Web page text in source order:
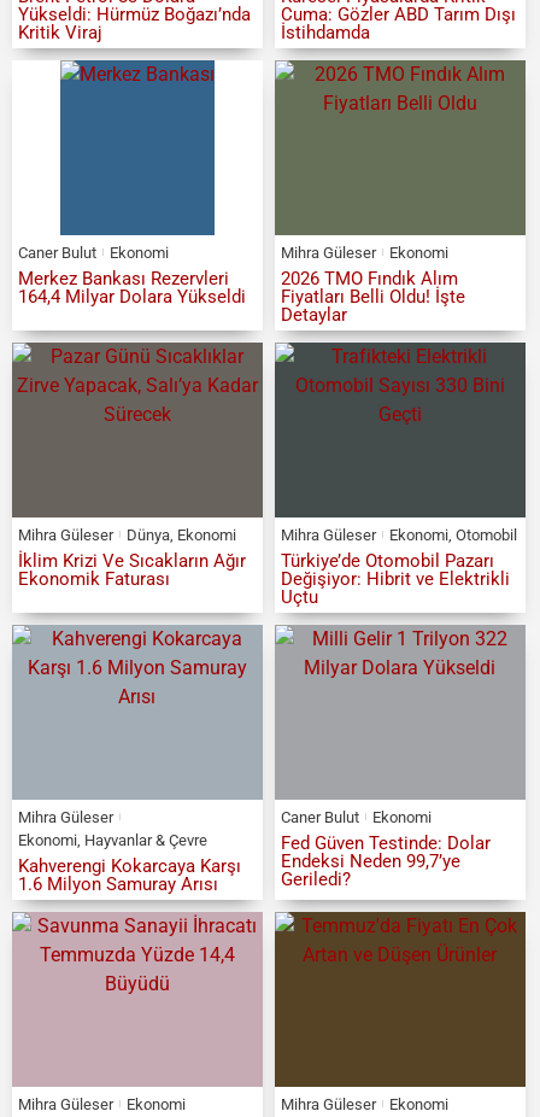
Yükseldi: Hürmüz Boğazı’nda
Kritik Viraj
Cuma: Gözler ABD Tarım Dışı
İstihdamda
Caner Bulut Ekonomi
Merkez Bankası Rezervleri
164,4 Milyar Dolara Yükseldi
Mihra Güleser Ekonomi
2026 TMO Fındık Alım
Fiyatları Belli Oldu! İşte
Detaylar
Mihra Güleser Dünya Ekonomi
İklim Krizi Ve Sıcakların Ağır
Ekonomik Faturası
Mihra Güleser Ekonomi, Otomobil
Türkiye’de Otomobil Pazarı
Değişiyor: Hibrit ve Elektrikli
Uçtu
Mihra Güleser
Ekonomi Hayvanlar & Çevre
Kahverengi Kokarcaya Karşı
1.6 Milyon Samuray Arısı
Caner Bulut Ekonomi
Fed Güven Testinde: Dolar
Endeksi Neden 99,7’ye
Geriledi?
Mihra Güleser Ekonomi Mihra Güleser Ekonomi